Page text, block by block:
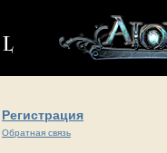
Регистрация
Обратная связь